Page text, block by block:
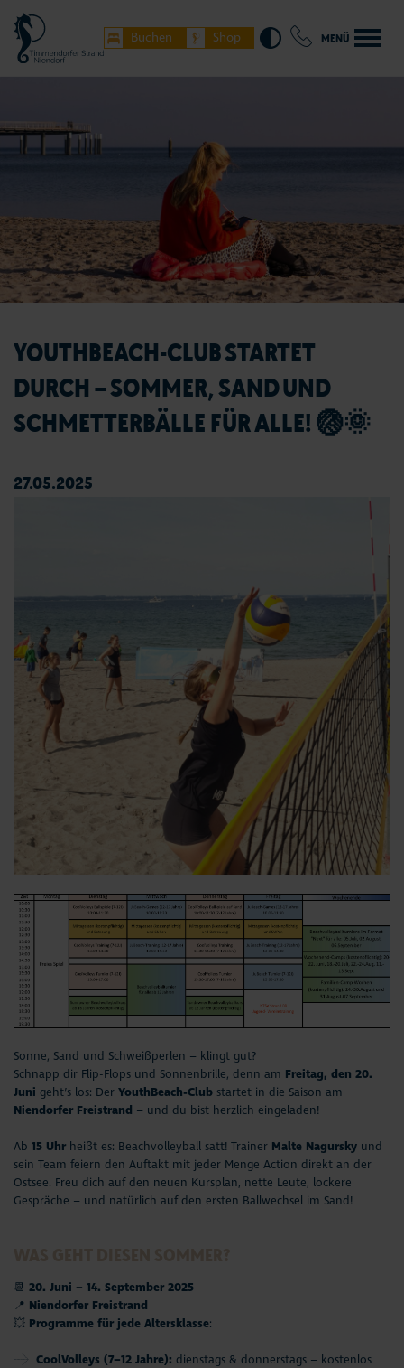
Buchen Shop MENÜ
YOUTHBEACH-CLUB STARTET
DURCH – SOMMER, SAND UND
SCHMETTERBÄLLE FÜR ALLE! 🏐🌞
27.05.2025
Sonne, Sand und Schweißperlen – klingt gut?
Schnapp dir Flip-Flops und Sonnenbrille, denn am Freitag, den 20.
Juni geht’s los: Der YouthBeach-Club startet in die Saison am
Niendorfer Freistrand – und du bist herzlich eingeladen!
Ab 15 Uhr heißt es: Beachvolleyball satt! Trainer Malte Nagursky und
sein Team feiern den Auftakt mit jeder Menge Action direkt an der
Ostsee. Freu dich auf den neuen Kursplan, nette Leute, lockere
Gespräche – und natürlich auf den ersten Ballwechsel im Sand!
📆 20. Juni – 14. September 2025
📍 Niendorfer Freistrand
💥 Programme für jede Altersklasse:
CoolVolleys (7–12 Jahre): dienstags & donnerstags – kostenlos